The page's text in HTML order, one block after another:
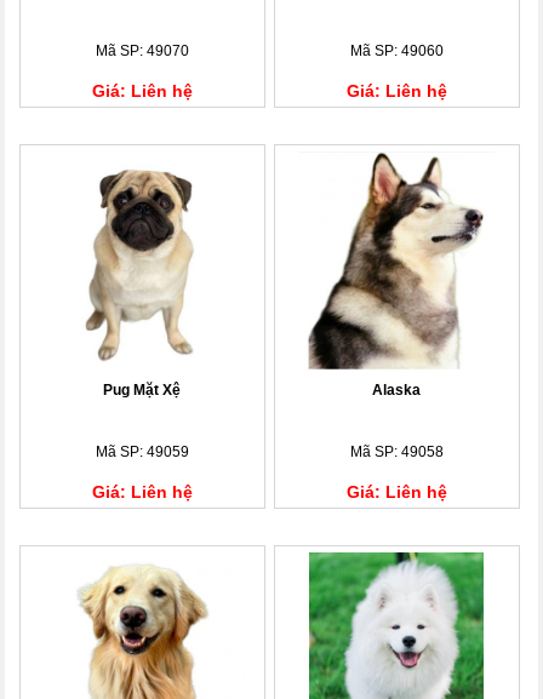
Mã SP: 49070
Giá: Liên hệ
Mã SP: 49060
Giá: Liên hệ
Pug Mặt Xệ
Mã SP: 49059
Giá: Liên hệ
Alaska
Mã SP: 49058
Giá: Liên hệ